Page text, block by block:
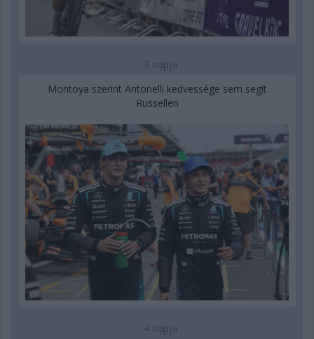
3 napja
Montoya szerint Antonelli kedvessége sem segít
Russellen
4 napja